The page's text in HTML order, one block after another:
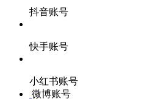
抖音账号
快手账号
小红书账号
微博账号